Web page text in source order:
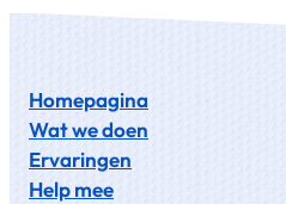
Homepagina
Wat we doen
Ervaringen
Help mee